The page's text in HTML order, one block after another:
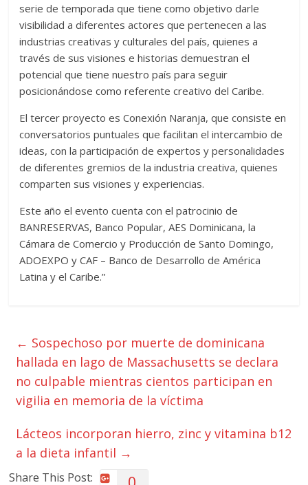
serie de temporada que tiene como objetivo darle
visibilidad a diferentes actores que pertenecen a las
industrias creativas y culturales del país, quienes a
través de sus visiones e historias demuestran el
potencial que tiene nuestro país para seguir
posicionándose como referente creativo del Caribe.
El tercer proyecto es Conexión Naranja, que consiste en
conversatorios puntuales que facilitan el intercambio de
ideas, con la participación de expertos y personalidades
de diferentes gremios de la industria creativa, quienes
comparten sus visiones y experiencias.
Este año el evento cuenta con el patrocinio de
BANRESERVAS, Banco Popular, AES Dominicana, la
Cámara de Comercio y Producción de Santo Domingo,
ADOEXPO y CAF – Banco de Desarrollo de América
Latina y el Caribe.”
← Sospechoso por muerte de dominicana
hallada en lago de Massachusetts se declara
no culpable mientras cientos participan en
vigilia en memoria de la víctima
Lácteos incorporan hierro, zinc y vitamina b12
a la dieta infantil →
Share This Post: